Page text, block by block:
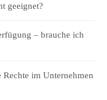
geeignet?
– brauche ich
im Unternehmen